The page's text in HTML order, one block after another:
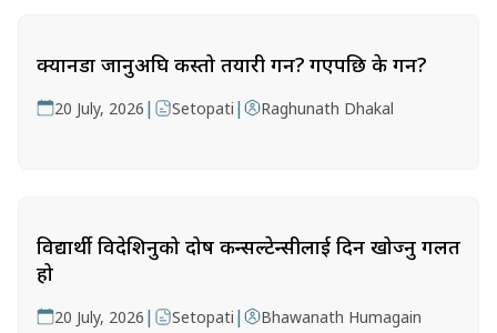
क्यानडा जानुअघि कस्तो तयारी गर्ने? गएपछि के गर्ने?
20 July, 2026 | Setopati | Raghunath Dhakal
विद्यार्थी विदेशिनुको दोष कन्सल्टेन्सीलाई दिन खोज्नु गलत
हो
20 July, 2026 | Setopati | Bhawanath Humagain